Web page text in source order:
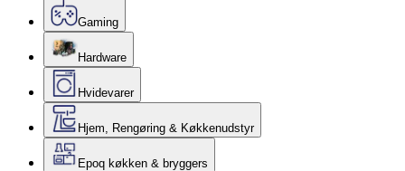
Gaming
Hardware
Hvidevarer
Hjem, Rengøring & Køkkenudstyr
Epoq køkken & bryggers